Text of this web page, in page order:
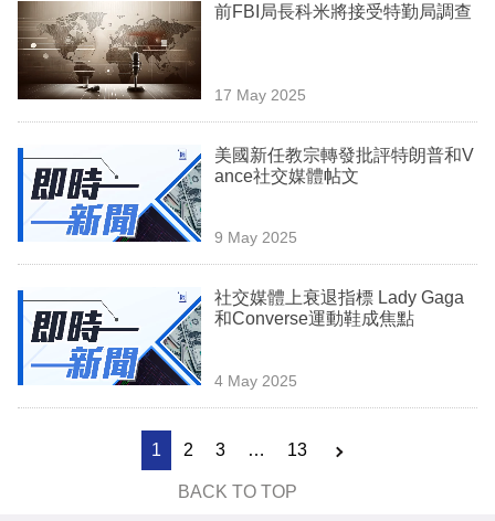
前FBI局長科米將接受特勤局調查
17 May 2025
美國新任教宗轉發批評特朗普和V
ance社交媒體帖文
9 May 2025
社交媒體上衰退指標 Lady Gaga
和Converse運動鞋成焦點
4 May 2025
1 2 3 … 13
BACK TO TOP